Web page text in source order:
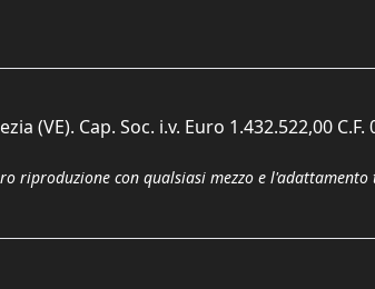
(VE). Cap. Soc. i.v. Euro 1.432.522,00 C.F.
riproduzione con qualsiasi mezzo e l'adattamento